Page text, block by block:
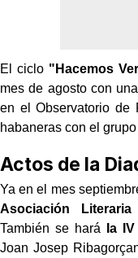
El ciclo "Hacemos
mes de agosto con
en el Observatorio de
habaneras con el
Actos de la
Ya en el mes
Asociación
También se hará
Ia
Joan Josep